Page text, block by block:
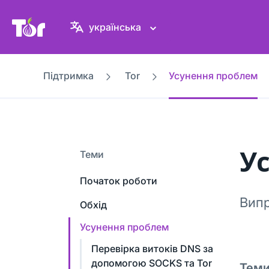
Вебсайт проєкту Tor
українська
Підтримка Tor Усунення проблем
Теми
Початок роботи
Обхід
Усунення проблем
Перевірка витоків DNS за
допомогою SOCKS та Tor